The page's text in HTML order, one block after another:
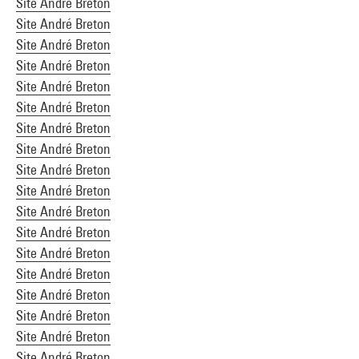
Site André Breton
Site André Breton
Site André Breton
Site André Breton
Site André Breton
Site André Breton
Site André Breton
Site André Breton
Site André Breton
Site André Breton
Site André Breton
Site André Breton
Site André Breton
Site André Breton
Site André Breton
Site André Breton